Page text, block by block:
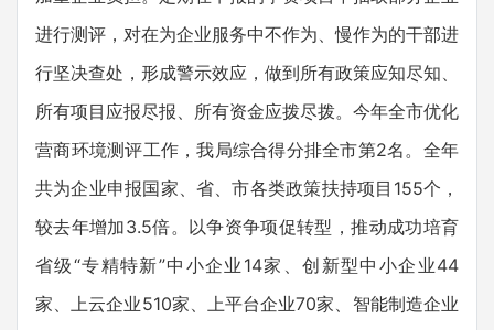
进行测评，对在为企业服务中不作为、慢作为的干部进
行坚决查处，形成警示效应，做到所有政策应知尽知、
所有项目应报尽报、所有资金应拨尽拨。今年全市优化
营商环境测评工作，我局综合得分排全市第2名。全年
共为企业申报国家、省、市各类政策扶持项目155个，
较去年增加3.5倍。以争资争项促转型，推动成功培育
省级“专精特新”中小企业14家、创新型中小企业44
家、上云企业510家、上平台企业70家、智能制造企业